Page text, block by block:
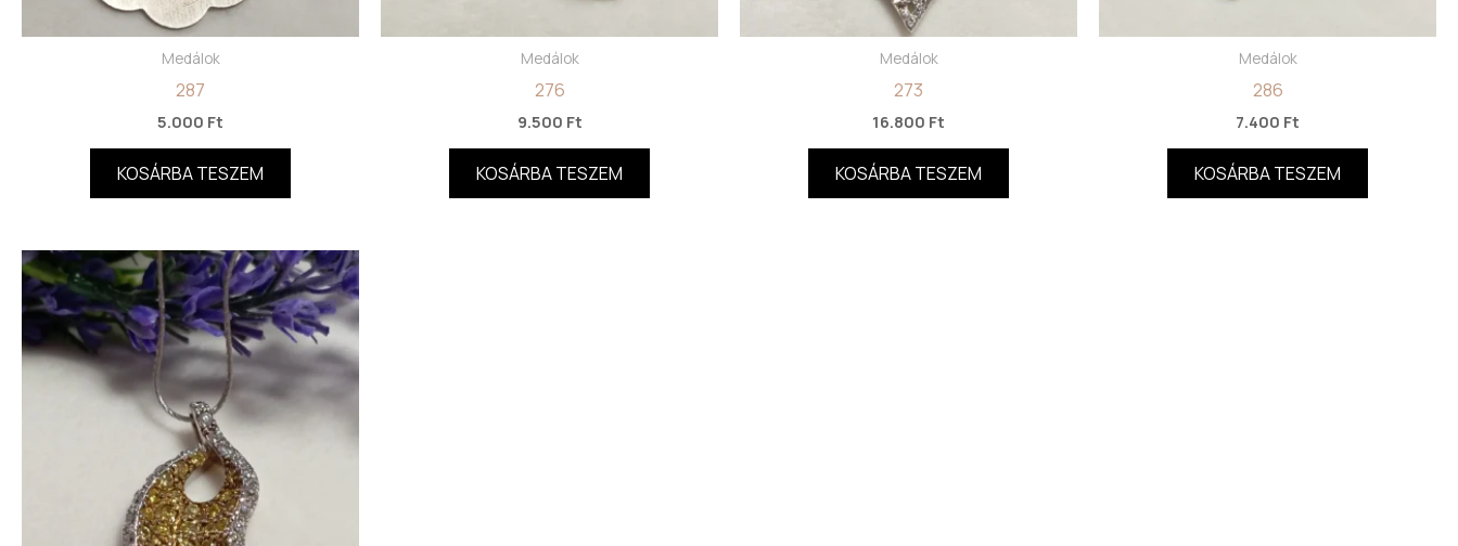
Medálok
287
5.000 Ft
KOSÁRBA TESZEM
Medálok
276
9.500 Ft
KOSÁRBA TESZEM
Medálok
273
16.800 Ft
KOSÁRBA TESZEM
Medálok
286
7.400 Ft
KOSÁRBA TESZEM